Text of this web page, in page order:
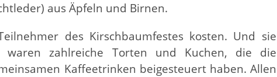
aus Äpfeln und Birnen.
des Kirschbaumfestes kosten. Und sie
waren zahlreiche Torten und Kuchen, die die
Kaffeetrinken beigesteuert haben. Allen